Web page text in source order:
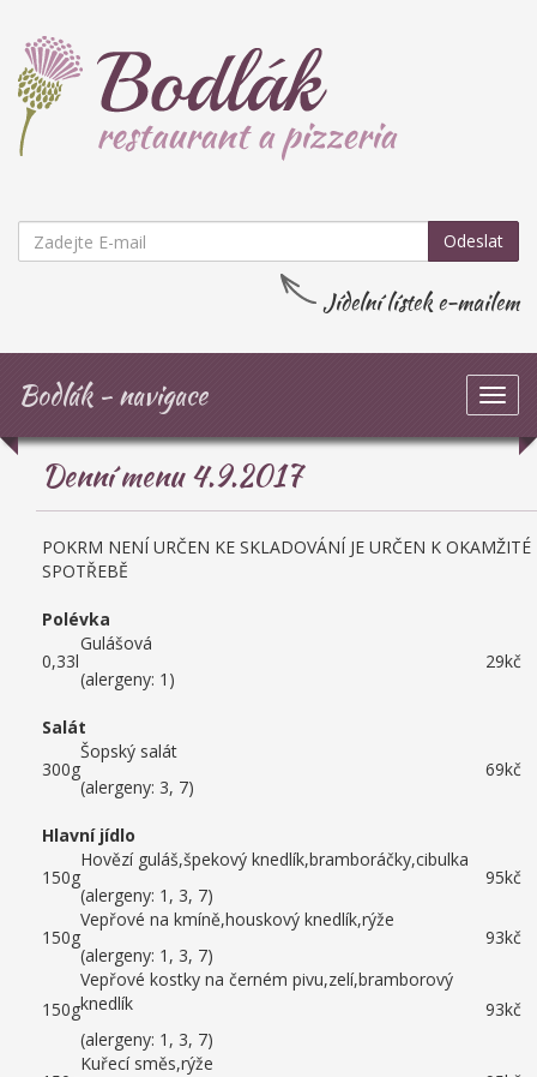
Odeslat
Jídelní lístek e-mailem
Bodlák - navigace
Denní menu 4.9.2017
POKRM NENÍ URČEN KE SKLADOVÁNÍ JE URČEN K OKAMŽITÉ
SPOTŘEBĚ
Polévka
0,33l
Gulášová
(alergeny: 1)
29kč
Salát
300g
Šopský salát
(alergeny: 3, 7)
69kč
Hlavní jídlo
150g
Hovězí guláš,špekový knedlík,bramboráčky,cibulka
(alergeny: 1, 3, 7)
95kč
150g
Vepřové na kmíně,houskový knedlík,rýže
(alergeny: 1, 3, 7)
93kč
150g
Vepřové kostky na černém pivu,zelí,bramborový
knedlík
(alergeny: 1, 3, 7)
93kč
Kuřecí směs,rýže